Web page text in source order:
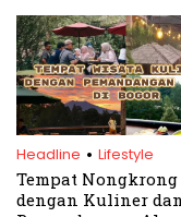
Headline . Lifestyle
Tempat Nongkrong
dengan Kuliner dan